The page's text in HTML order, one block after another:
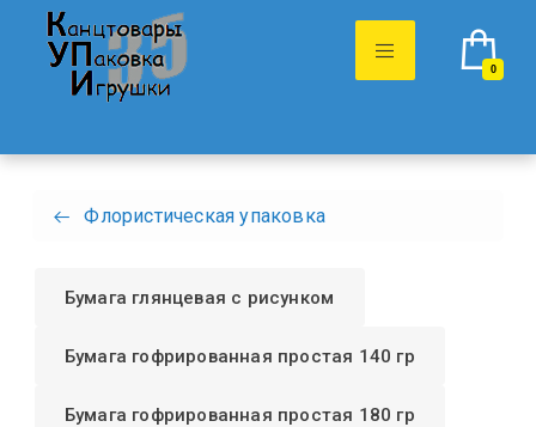
0
Флористическая упаковка
Бумага глянцевая с рисунком
Бумага гофрированная простая 140 гр
Бумага гофрированная простая 180 гр